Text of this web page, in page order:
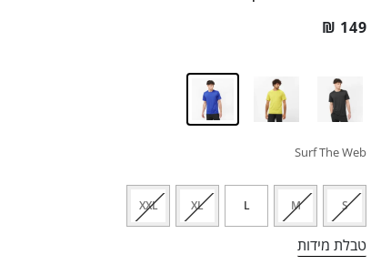
₪ 149
Surf The Web
S
M
L
XL
XXL
טבלת מידות